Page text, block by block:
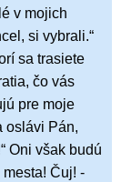
v mojich
si vybrali.“
sa trasiete
čo vás
pre moje
oslávi Pán,
Oni však budú
Čuj! -